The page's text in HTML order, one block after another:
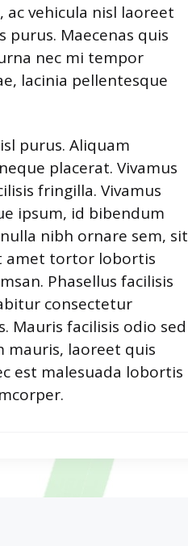
vehicula nisl laoreet
Maecenas quis
nec mi tempor
lacinia pellentesque
purus. Aliquam
placerat. Vivamus
fringilla. Vivamus
ipsum, id bibendum
nibh ornare sem, sit
amet tortor lobortis
Phasellus facilisis
consectetur
Mauris facilisis odio sed
mauris, laoreet quis
est malesuada lobortis